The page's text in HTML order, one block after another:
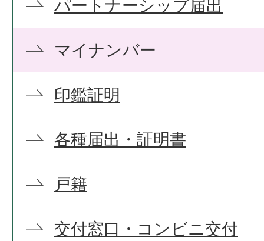
パートナーシップ届出
マイナンバー
印鑑証明
各種届出・証明書
戸籍
交付窓口・コンビニ交付